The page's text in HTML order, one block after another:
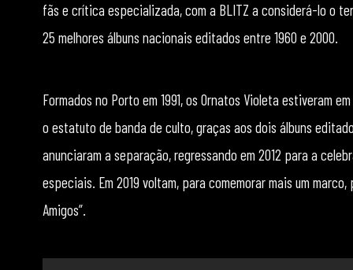
fãs e crítica especializada, com a BLITZ a considerá-lo o
25 melhores álbuns nacionais editados entre 1960 e 2000.
Formados no Porto em 1991, os Ornatos Violeta estiveram
o estatuto de banda de culto, graças aos dois álbuns
anunciaram a separação, regressando em 2012 para a
especiais. Em 2019 voltam, para comemorar mais um
Amigos”.